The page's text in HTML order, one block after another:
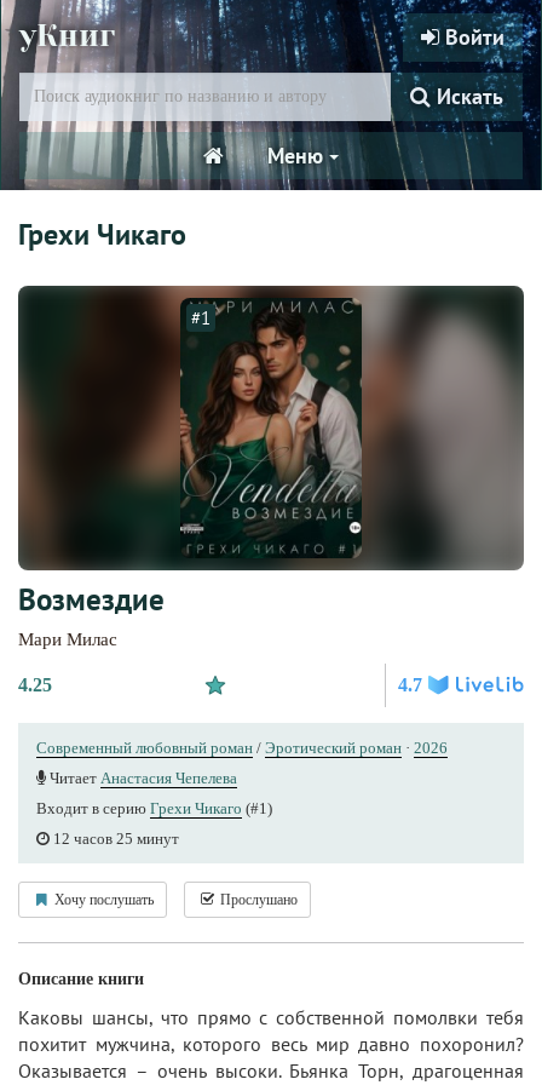
уКниг Войти
Искать
Меню
Грехи Чикаго
#1
Возмездие
Мари Милас
4.25 4.7
Современный любовный роман / Эротический роман · 2026
Читает Анастасия Чепелева
Входит в серию Грехи Чикаго (#1)
12 часов 25 минут
Хочу послушать Прослушано
Описание книги
Каковы шансы, что прямо с собственной помолвки тебя
похитит мужчина, которого весь мир давно похоронил?
Оказывается – очень высоки. Бьянка Торн, драгоценная